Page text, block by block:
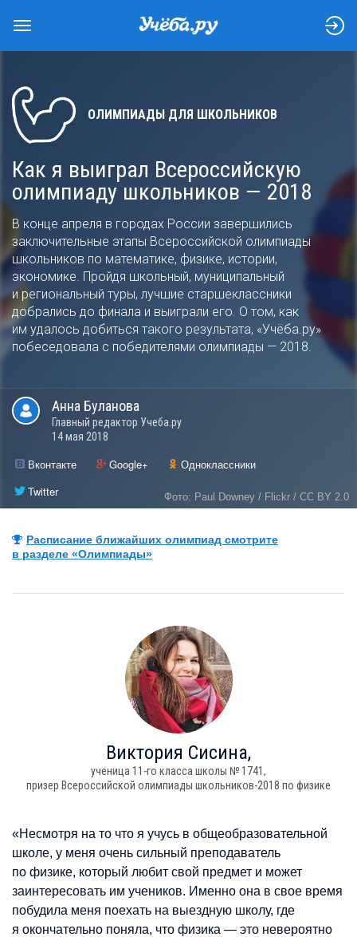
ОЛИМПИАДЫ ДЛЯ ШКОЛЬНИКОВ
Как я выиграл Всероссийскую
олимпиаду школьников — 2018
В конце апреля в городах России завершились
заключительные этапы Всероссийской олимпиады
школьников по математике, физике, истории,
экономике. Пройдя школьный, муниципальный
и региональный туры, лучшие старшеклассники
добрались до финала и выиграли его. О том, как
им удалось добиться такого результата, «Учёба.ру»
побеседовала с победителями олимпиады — 2018.
Анна Буланова
Главный редактор Учеба.ру
14 мая 2018
Вконтакте Google+
Одноклассники
Twitter
Фото: Paul Downey / Flickr / CC BY 2.0
Расписание ближайших олимпиад смотрите
в разделе «Олимпиады»
Виктория Сисина,
ученица 11-го класса школы № 1741,
призер Всероссийской олимпиады школьников-2018 по физике
«Несмотря на то что я учусь в общеобразовательной
школе, у меня очень сильный преподаватель
по физике, который любит свой предмет и может
заинтересовать им учеников. Именно она в свое время
побудила меня поехать на выездную школу, где
я окончательно поняла, что физика — это невероятно